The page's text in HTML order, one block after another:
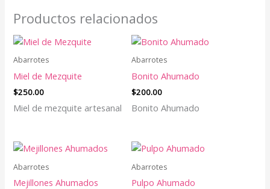
Productos relacionados
Abarrotes
Miel de Mezquite
$250.00
Miel de mezquite artesanal
Abarrotes
Bonito Ahumado
$200.00
Bonito Ahumado
Abarrotes
Mejillones Ahumados
Abarrotes
Pulpo Ahumado